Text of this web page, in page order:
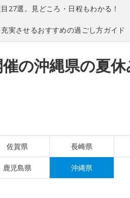
27選。見どころ・日程もわかる！
実させるおすすめの過ごし方ガイド
の沖縄県の夏
佐賀県 長崎県
鹿児島県 沖縄県